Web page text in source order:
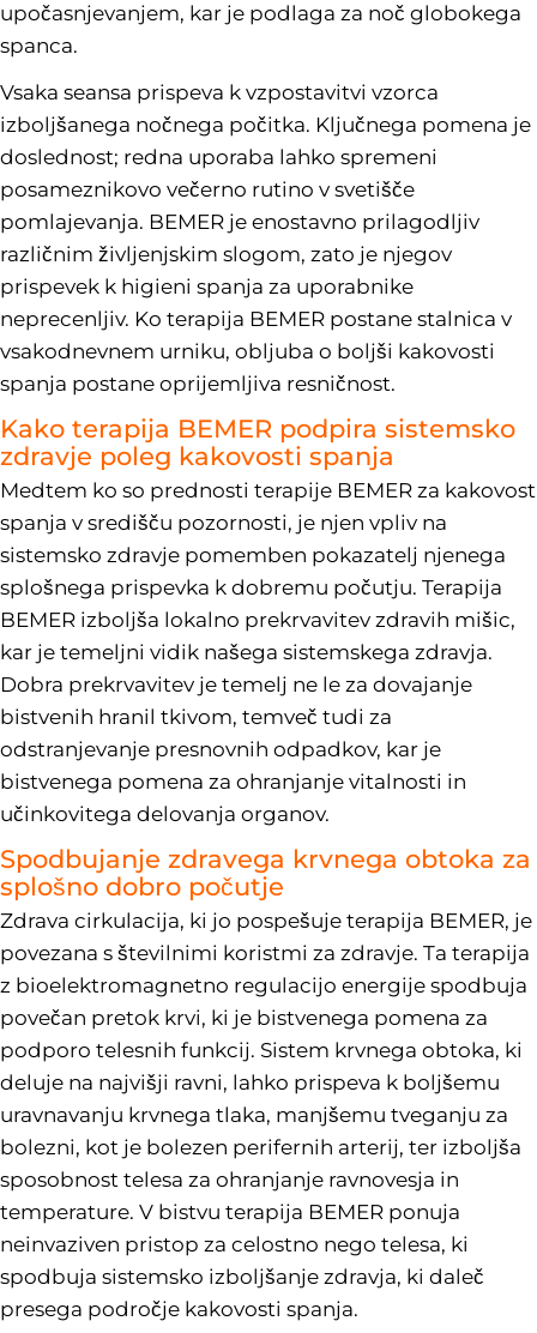
upočasnjevanjem, kar je podlaga za noč globokega
spanca.
Vsaka seansa prispeva k vzpostavitvi vzorca
izboljšanega nočnega počitka. Ključnega pomena je
doslednost; redna uporaba lahko spremeni
posameznikovo večerno rutino v svetišče
pomlajevanja. BEMER je enostavno prilagodljiv
različnim življenjskim slogom, zato je njegov
prispevek k higieni spanja za uporabnike
neprecenljiv. Ko terapija BEMER postane stalnica v
vsakodnevnem urniku, obljuba o boljši kakovosti
spanja postane oprijemljiva resničnost.
Kako terapija BEMER podpira sistemsko
zdravje poleg kakovosti spanja
Medtem ko so prednosti terapije BEMER za kakovost
spanja v središču pozornosti, je njen vpliv na
sistemsko zdravje pomemben pokazatelj njenega
splošnega prispevka k dobremu počutju. Terapija
BEMER izboljša lokalno prekrvavitev zdravih mišic,
kar je temeljni vidik našega sistemskega zdravja.
Dobra prekrvavitev je temelj ne le za dovajanje
bistvenih hranil tkivom, temveč tudi za
odstranjevanje presnovnih odpadkov, kar je
bistvenega pomena za ohranjanje vitalnosti in
učinkovitega delovanja organov.
Spodbujanje zdravega krvnega obtoka za
splošno dobro počutje
Zdrava cirkulacija, ki jo pospešuje terapija BEMER, je
povezana s številnimi koristmi za zdravje. Ta terapija
z bioelektromagnetno regulacijo energije spodbuja
povečan pretok krvi, ki je bistvenega pomena za
podporo telesnih funkcij. Sistem krvnega obtoka, ki
deluje na najvišji ravni, lahko prispeva k boljšemu
uravnavanju krvnega tlaka, manjšemu tveganju za
bolezni, kot je bolezen perifernih arterij, ter izboljša
sposobnost telesa za ohranjanje ravnovesja in
temperature. V bistvu terapija BEMER ponuja
neinvaziven pristop za celostno nego telesa, ki
spodbuja sistemsko izboljšanje zdravja, ki daleč
presega področje kakovosti spanja.